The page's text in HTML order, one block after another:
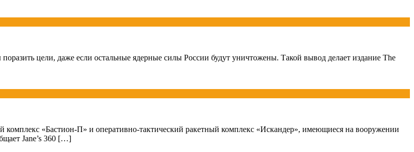
цели, даже если остальные ядерные силы России будут уничтожены. Такой вывод делает издание The
«Бастион-П» и оперативно-тактический ракетный комплекс «Искандер», имеющиеся на вооружении
Jane’s 360 […]